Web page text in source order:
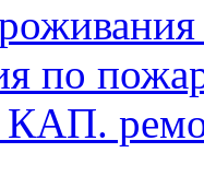
по
КАП.